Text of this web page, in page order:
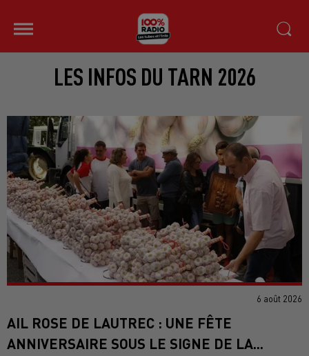
LES INFOS DU TARN 2026
6 août 2026
AIL ROSE DE LAUTREC : UNE FÊTE
ANNIVERSAIRE SOUS LE SIGNE DE LA...